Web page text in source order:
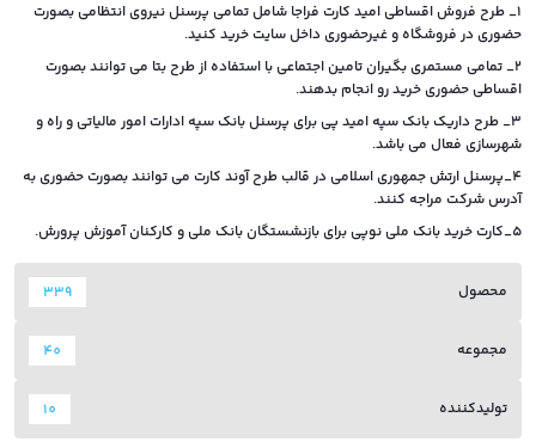
1_ طرح فروش اقساطی امید کارت فراجا شامل تمامی پرسنل نیروی انتظامی بصورت
حضوری در فروشگاه و غیرحضوری داخل سایت خرید کنید.
2_ تمامی مستمری بگیران تامین اجتماعی با استفاده از طرح بتا می توانند بصورت
اقساطی حضوری خرید رو انجام بدهند.
3_ طرح داریک بانک سپه امید پی برای پرسنل بانک سپه ادارات امور مالیاتی و راه و
شهرسازی فعال می باشد.
4_پرسنل ارتش جمهوری اسلامی در قالب طرح آوند کارت می توانند بصورت حضوری به
آدرس شرکت مراجه کنند.
5_کارت خرید بانک ملی نوپی برای بازنشستگان بانک ملی و کارکنان آموزش پرورش.
339 محصول
40 مجموعه
10 تولیدکننده